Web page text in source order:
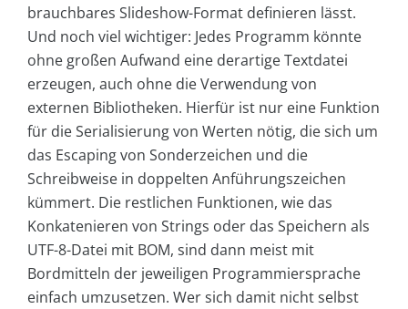
brauchbares Slideshow-Format definieren lässt.
Und noch viel wichtiger: Jedes Programm könnte
ohne großen Aufwand eine derartige Textdatei
erzeugen, auch ohne die Verwendung von
externen Bibliotheken. Hierfür ist nur eine Funktion
für die Serialisierung von Werten nötig, die sich um
das Escaping von Sonderzeichen und die
Schreibweise in doppelten Anführungszeichen
kümmert. Die restlichen Funktionen, wie das
Konkatenieren von Strings oder das Speichern als
UTF-8-Datei mit BOM, sind dann meist mit
Bordmitteln der jeweiligen Programmiersprache
einfach umzusetzen. Wer sich damit nicht selbst